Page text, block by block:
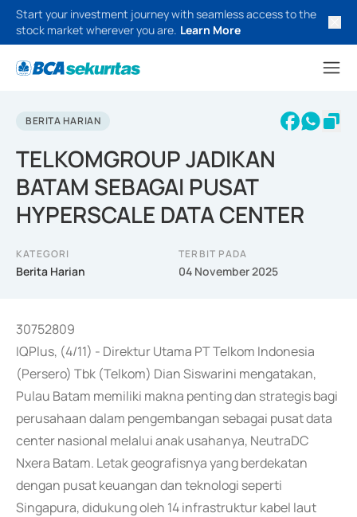
Start your investment journey with seamless access to the
stock market wherever you are. Learn More
BERITA HARIAN
TELKOMGROUP JADIKAN
BATAM SEBAGAI PUSAT
HYPERSCALE DATA CENTER
KATEGORI
Berita Harian
TERBIT PADA
04 November 2025
30752809
IQPlus, (4/11) - Direktur Utama PT Telkom Indonesia
(Persero) Tbk (Telkom) Dian Siswarini mengatakan,
Pulau Batam memiliki makna penting dan strategis bagi
perusahaan dalam pengembangan sebagai pusat data
center nasional melalui anak usahanya, NeutraDC
Nxera Batam. Letak geografisnya yang berdekatan
dengan pusat keuangan dan teknologi seperti
Singapura, didukung oleh 14 infrastruktur kabel laut